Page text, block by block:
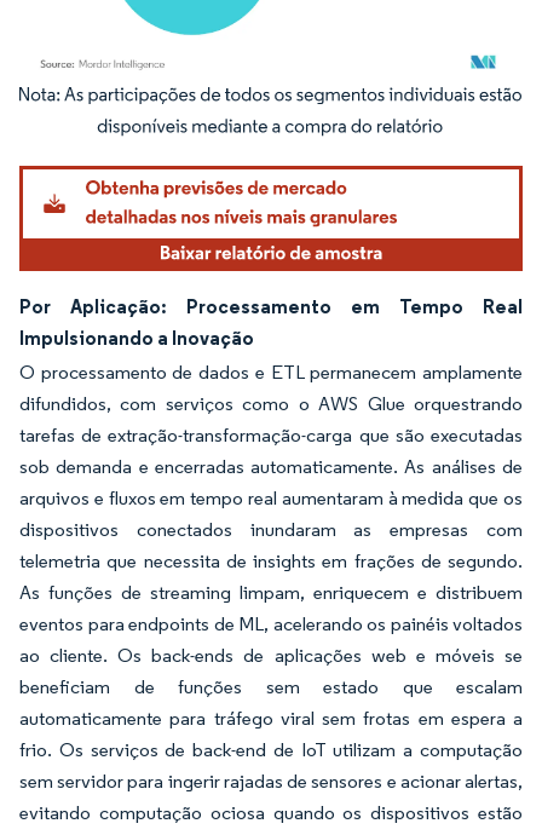
Imagem © Mordor Intelligence. O reuso requer atribuição conforme CC BY 4.0.
Por Aplicação: Processamento em Tempo Real
Impulsionando a Inovação
O processamento de dados e ETL permanecem amplamente
difundidos, com serviços como o AWS Glue orquestrando
tarefas de extração-transformação-carga que são executadas
sob demanda e encerradas automaticamente. As análises de
arquivos e fluxos em tempo real aumentaram à medida que os
dispositivos conectados inundaram as empresas com
telemetria que necessita de insights em frações de segundo.
As funções de streaming limpam, enriquecem e distribuem
eventos para endpoints de ML, acelerando os painéis voltados
ao cliente. Os back-ends de aplicações web e móveis se
beneficiam de funções sem estado que escalam
automaticamente para tráfego viral sem frotas em espera a
frio. Os serviços de back-end de IoT utilizam a computação
sem servidor para ingerir rajadas de sensores e acionar alertas,
evitando computação ociosa quando os dispositivos estão